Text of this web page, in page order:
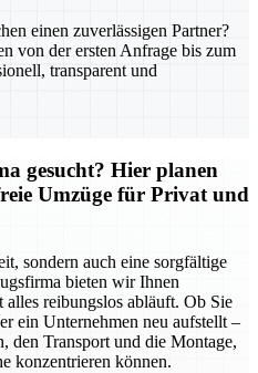
einen zuverlässigen Partner?
von der ersten Anfrage bis zum
transparent und
gesucht? Hier planen
Umzüge für Privat und
sondern auch eine sorgfältige
bieten wir Ihnen
alles reibungslos abläuft. Ob Sie
ein Unternehmen neu aufstellt –
den Transport und die Montage,
konzentrieren können.